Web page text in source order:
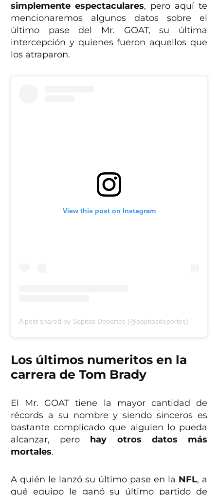
simplemente espectaculares, pero aquí te
mencionaremos algunos datos sobre el
último pase del Mr. GOAT, su última
intercepción y quienes fueron aquellos que
los atraparon.
View this post on Instagram
A post shared by Sopitas Deportes (@sopitasdeportes)
Los últimos numeritos en la
carrera de Tom Brady
El Mr. GOAT tiene la mayor cantidad de
récords a su nombre y siendo sinceros es
bastante complicado que alguien lo pueda
alcanzar, pero hay otros datos más
mortales.
A quién le lanzó su último pase en la NFL, a
qué equipo le ganó su último partido de